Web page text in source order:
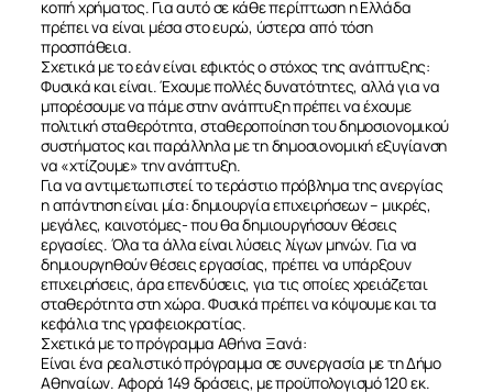
ΣΧΕΤΙΚΑ
ΝΕΑ
ΕΠΙΚΟΙΝΩΝΙΑ
κοπή χρήματος. Για αυτό σε κάθε περίπτωση η Ελλάδα
πρέπει να είναι μέσα στο ευρώ, ύστερα από τόση
προσπάθεια.
Σχετικά με το εάν είναι εφικτός ο στόχος της ανάπτυξης:
Φυσικά και είναι. Έχουμε πολλές δυνατότητες, αλλά για να
μπορέσουμε να πάμε στην ανάπτυξη πρέπει να έχουμε
πολιτική σταθερότητα, σταθεροποίηση του δημοσιονομικού
συστήματος και παράλληλα με τη δημοσιονομική εξυγίανση
να «χτίζουμε» την ανάπτυξη.
Για να αντιμετωπιστεί το τεράστιο πρόβλημα της ανεργίας
η απάντηση είναι μία: δημιουργία επιχειρήσεων – μικρές,
μεγάλες, καινοτόμες- που θα δημιουργήσουν θέσεις
εργασίες. Όλα τα άλλα είναι λύσεις λίγων μηνών. Για να
δημιουργηθούν θέσεις εργασίας, πρέπει να υπάρξουν
επιχειρήσεις, άρα επενδύσεις, για τις οποίες χρειάζεται
σταθερότητα στη χώρα. Φυσικά πρέπει να κόψουμε και τα
κεφάλια της γραφειοκρατίας.
Σχετικά με το πρόγραμμα Αθήνα Ξανά:
Είναι ένα ρεαλιστικό πρόγραμμα σε συνεργασία με τη Δήμο
Αθηναίων. Αφορά 149 δράσεις, με προϋπολογισμό 120 εκ.